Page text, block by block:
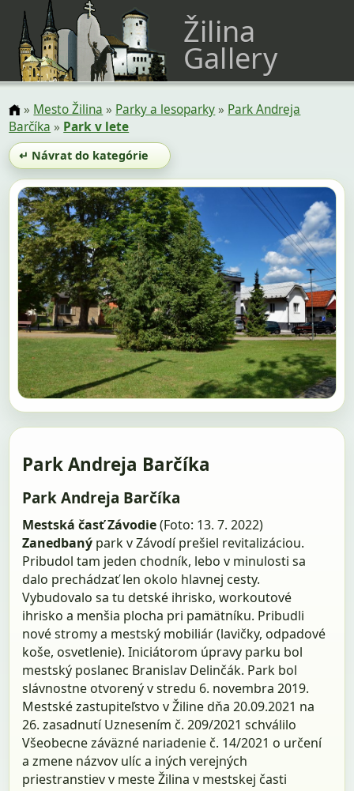
Žilina
Gallery
» Mesto Žilina » Parky a lesoparky» Park Andreja
Barčíka » Park v lete
↵ Návrat do kategórie
Park Andreja Barčíka
Park Andreja Barčíka
Mestská časť Závodie(Foto: 13. 7. 2022)
Zanedbaný park v Závodí prešiel revitalizáciou.
Pribudol tam jeden chodník, lebo v minulosti sa
dalo prechádzať len okolo hlavnej cesty.
Vybudovalo sa tu detské ihrisko, workoutové
ihrisko a menšia plocha pri pamätníku. Pribudli
nové stromy a mestský mobiliár (lavičky, odpadové
koše, osvetlenie). Iniciátorom úpravy parku bol
mest­ský poslanec Branislav Delinčák. Park bol
slávnostne otvorený v stredu 6. novembra 2019.
Mestské zastupiteľstvo v Žiline dňa 20.09.2021 na
26. zasadnutí Uznesením č. 209/2021 schválilo
Všeobecne záväzné nariadenie č. 14/2021 o určení
a zmene názvov ulíc a iných verejných
priestranstiev v meste Žilina v mestskej časti